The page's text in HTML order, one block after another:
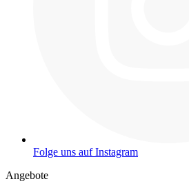
Folge uns auf Instagram
Angebote